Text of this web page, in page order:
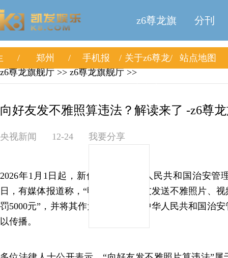
z6尊龙旗
舰厅
分刊
郑州 手机报 关于z6尊龙
站点地图
z6尊龙旗舰厅 >> z6尊龙旗舰厅 >>
向好友发不雅照算违法？解读来了 -z6尊
央视新闻 12-24 我要分享
2026年1月1日起，新修订的《中华人民共和国治安管
日，有媒体报道称，“明年起，向好友发送不雅照片、
罚5000元”，并将其作为新修订的《中华人民共和国治
以传播。